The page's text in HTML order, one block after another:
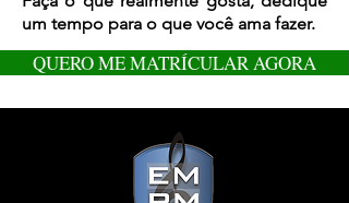
um tempo para o que você ama fazer.
QUERO ME MATRÍCULAR AGORA